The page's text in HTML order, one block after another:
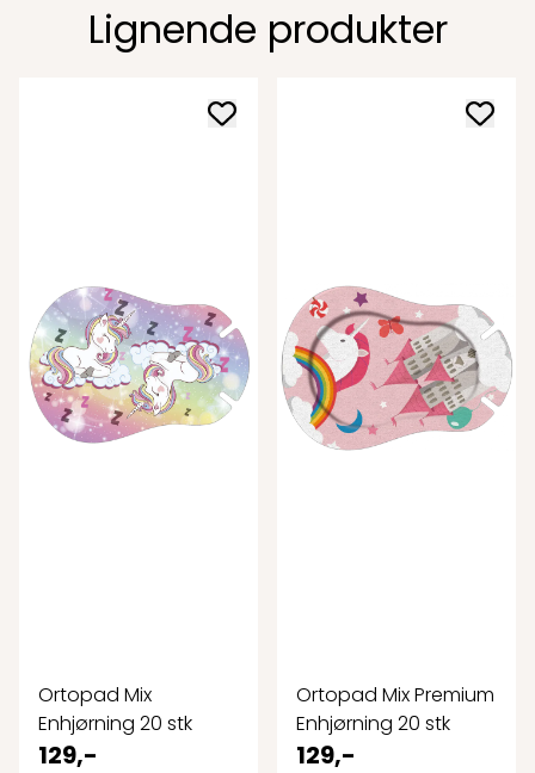
Lignende produkter
Ortopad Mix
Enhjørning 20 stk
129,-
Ortopad Mix Premium
Enhjørning 20 stk
129,-